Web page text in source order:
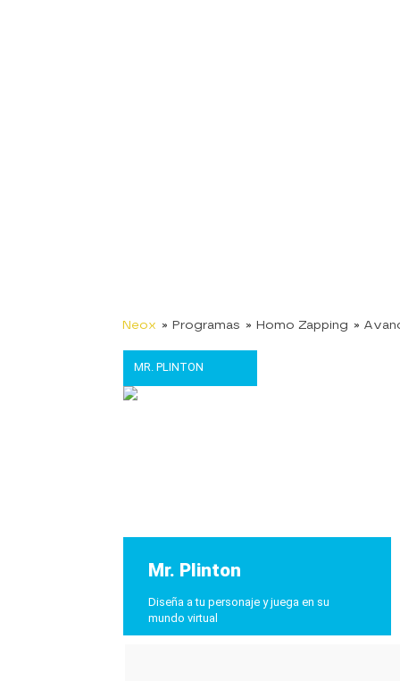
Neox » Programas » Homo Zapping »
MR. PLINTON
Mr. Plinton
Diseña a tu personaje y juega en su
mundo virtual